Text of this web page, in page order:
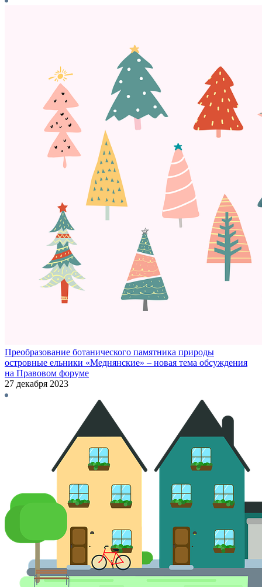
Преобразование ботанического памятника природы
островные ельники «Меднянские» – новая тема обсуждения
на Правовом форуме
27 декабря 2023